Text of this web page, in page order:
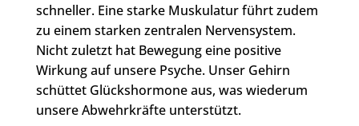
schneller. Eine starke Muskulatur führt zudem
zu einem starken zentralen Nervensystem.
Nicht zuletzt hat Bewegung eine positive
Wirkung auf unsere Psyche. Unser Gehirn
schüttet Glückshormone aus, was wiederum
unsere Abwehrkräfte unterstützt.